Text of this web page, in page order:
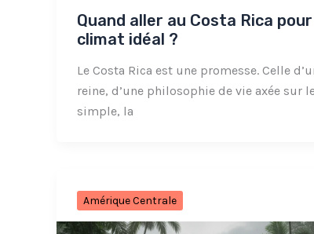
Quand aller au Costa Rica
climat idéal ?
Le Costa Rica est une promesse. Celle
reine, d’une philosophie de vie axée sur
simple, la
Amérique Centrale